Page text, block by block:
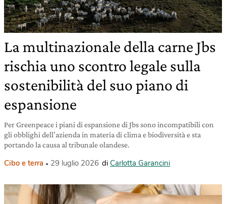
La multinazionale della carne Jbs
rischia uno scontro legale sulla
sostenibilità del suo piano di
espansione
Per Greenpeace i piani di espansione di Jbs sono incompatibili con
gli obblighi dell’azienda in materia di clima e biodiversità e sta
portando la causa al tribunale olandese.
Cibo e terra 29 luglio 2026 di Carlotta Garancini